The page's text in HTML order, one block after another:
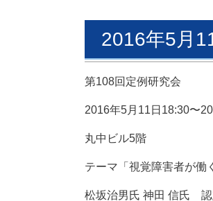
2016年5月
第108回定例研究会
2016年5月11日18:30〜
丸中ビル5階
テーマ「 視覚障害者が働
松坂治男氏 神田 信氏